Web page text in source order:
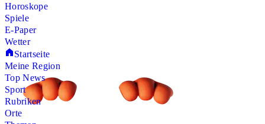
Horoskope
Spiele
E-Paper
Wetter
Startseite
Meine Region
Top News
Sport
Rubriken
Orte